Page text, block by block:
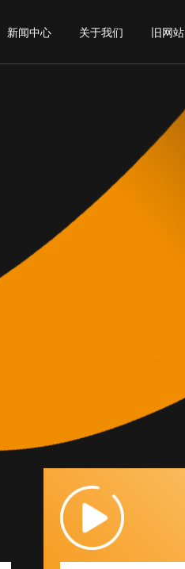
新闻中心 关于我们 旧网站